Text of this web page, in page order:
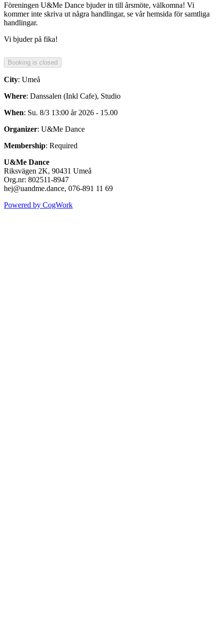
Föreningen U&Me Dance bjuder in till årsmöte, välkomna! Vi
kommer inte skriva ut några handlingar, se vår hemsida för samtliga
handlingar.
Vi bjuder på fika!
City: Umeå
Where: Danssalen (Inkl Cafe), Studio
When: Su. 8/3 13:00 år 2026 - 15.00
Organizer: U&Me Dance
Membership: Required
U&Me Dance
Riksvägen 2K, 90431 Umeå
Org.nr: 802511-8947
hej@uandme.dance, 076-891 11 69
Powered by CogWork